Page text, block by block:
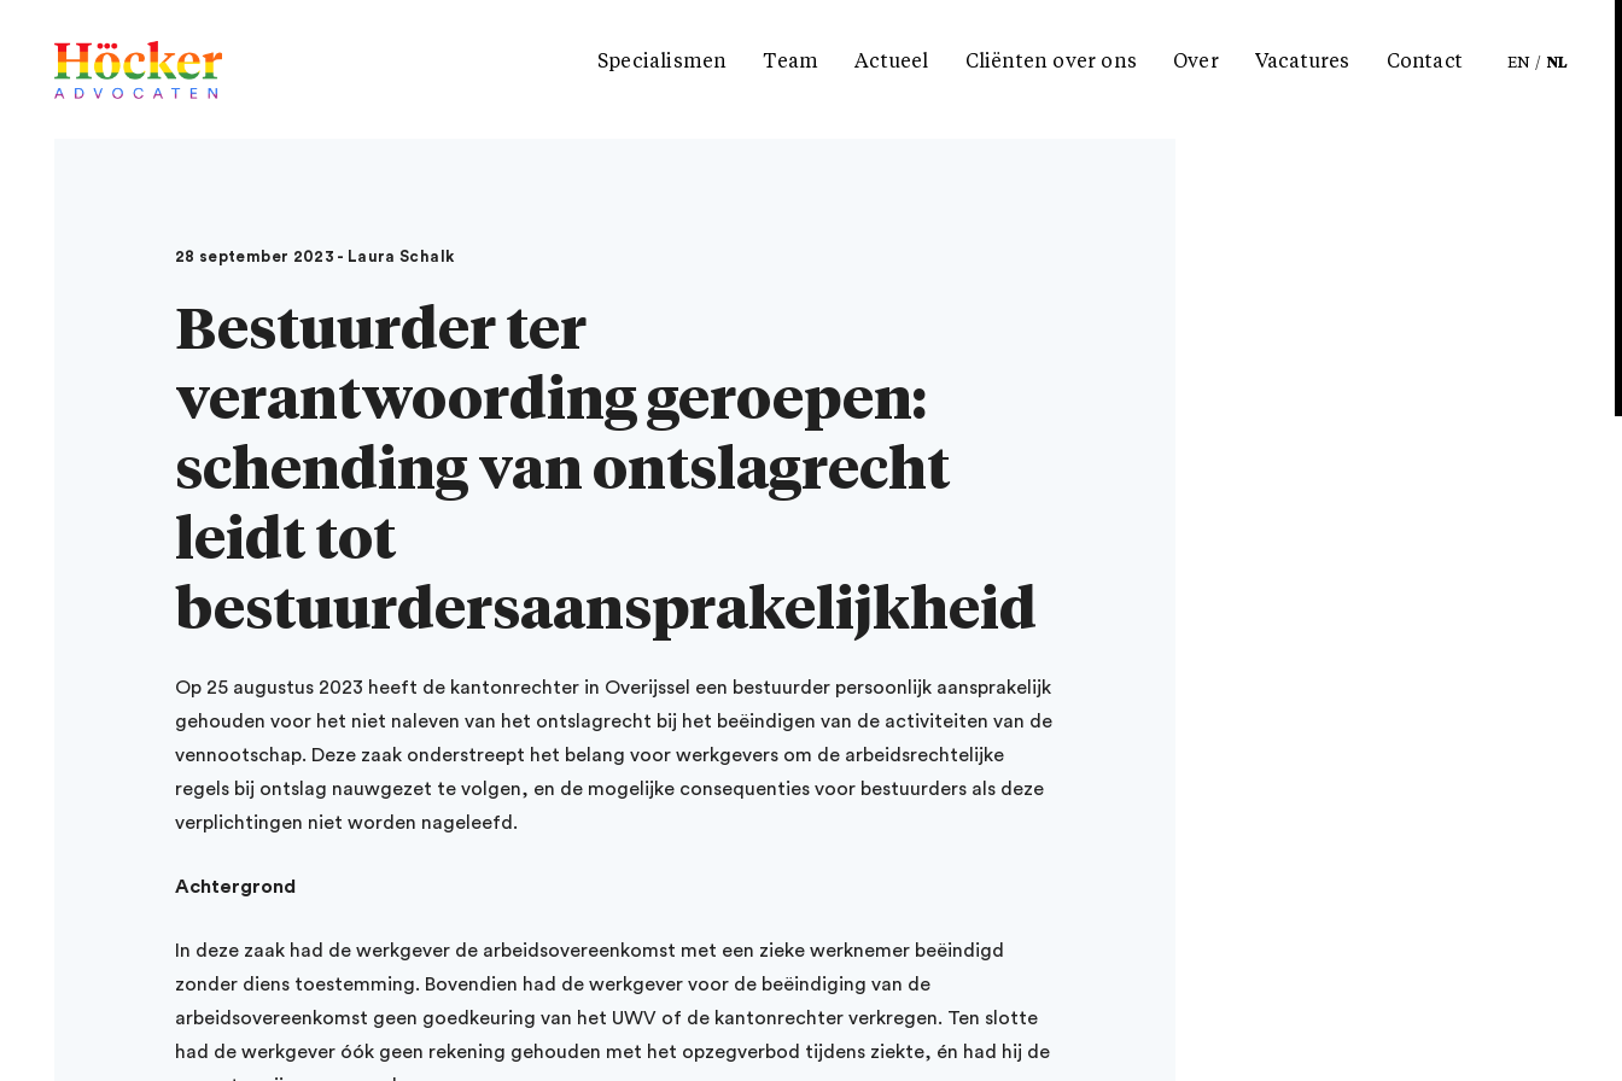
Specialismen Team Actueel Cliënten over ons Over Vacatures Contact EN / NL
28 september 2023 - Laura Schalk
Bestuurder ter
verantwoording geroepen:
schending van ontslagrecht
leidt tot
bestuurdersaansprakelijkheid
Op 25 augustus 2023 heeft de kantonrechter in Overijssel een bestuurder persoonlijk aansprakelijk
gehouden voor het niet naleven van het ontslagrecht bij het beëindigen van de activiteiten van de
vennootschap. Deze zaak onderstreept het belang voor werkgevers om de arbeidsrechtelijke
regels bij ontslag nauwgezet te volgen, en de mogelijke consequenties voor bestuurders als deze
verplichtingen niet worden nageleefd.
Achtergrond
In deze zaak had de werkgever de arbeidsovereenkomst met een zieke werknemer beëindigd
zonder diens toestemming. Bovendien had de werkgever voor de beëindiging van de
arbeidsovereenkomst geen goedkeuring van het UWV of de kantonrechter verkregen. Ten slotte
had de werkgever óók geen rekening gehouden met het opzegverbod tijdens ziekte, én had hij de